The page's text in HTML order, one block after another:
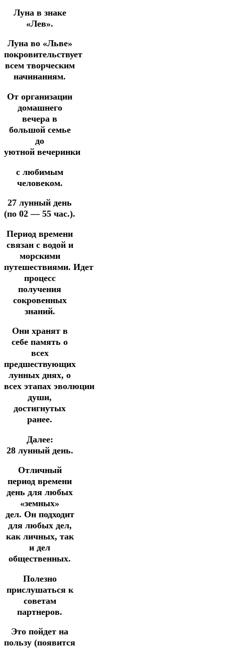
Луна в знаке
«Лев».
Луна во «Льве»
покровительствует
всем творческим
начинаниям.
От организации
домашнего
вечера в
большой семье
до
уютной вечеринки
с любимым
человеком.
27 лунный день
(по 02 — 55 час.).
Период времени
связан с водой и
морскими
путешествиями. Идет
процесс
получения
сокровенных
знаний.
Они хранят в
себе память о
всех
предшествующих
лунных днях, о
всех этапах эволюции
души,
достигнутых
ранее.
Далее:
28 лунный день.
Отличный
период времени
день для любых
«земных»
дел. Он подходит
для любых дел,
как личных, так
и дел
общественных.
Полезно
прислушаться к
советам
партнеров.
Это пойдет на
пользу (появится